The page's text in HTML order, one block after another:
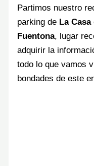
Partimos nuestro
parking de La
Fuentona, lugar
adquirir la
todo lo que vamos
bondades de este